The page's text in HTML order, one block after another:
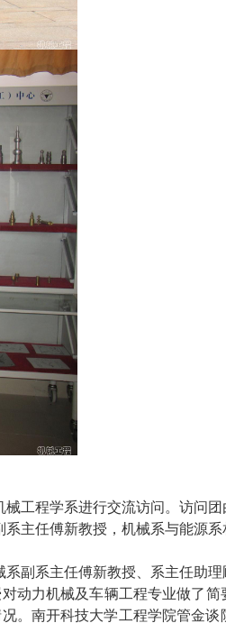
工程学系进行交流访问。访问
主任傅新教授，机械系与能源
系副系主任傅新教授、系主任助理
动力机械及车辆工程专业做了简
。南开科技大学工程学院管金